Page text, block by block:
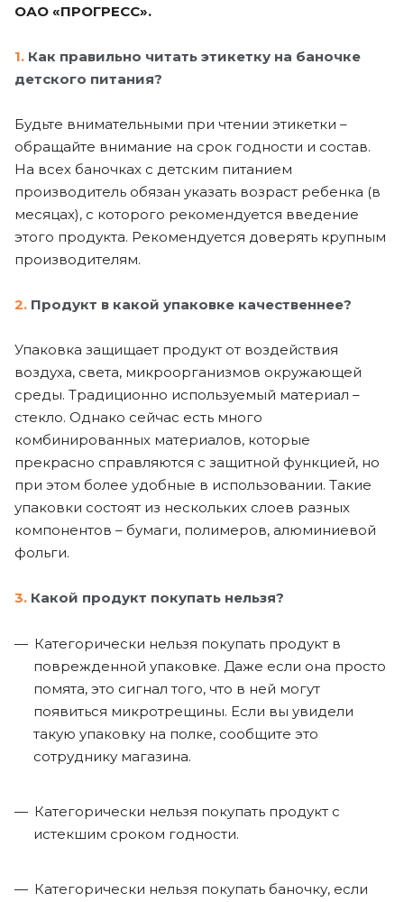
ОАО «ПРОГРЕСС».
1. Как правильно читать этикетку на баночке
детского питания?
Будьте внимательными при чтении этикетки –
обращайте внимание на срок годности и состав.
На всех баночках с детским питанием
производитель обязан указать возраст ребенка (в
месяцах), с которого рекомендуется введение
этого продукта. Рекомендуется доверять крупным
производителям.
2. Продукт в какой упаковке качественнее?
Упаковка защищает продукт от воздействия
воздуха, света, микроорганизмов окружающей
среды. Традиционно используемый материал –
стекло. Однако сейчас есть много
комбинированных материалов, которые
прекрасно справляются с защитной функцией, но
при этом более удобные в использовании. Такие
упаковки состоят из нескольких слоев разных
компонентов – бумаги, полимеров, алюминиевой
фольги.
3. Какой продукт покупать нельзя?
Категорически нельзя покупать продукт в
поврежденной упаковке. Даже если она просто
помята, это сигнал того, что в ней могут
появиться микротрещины. Если вы увидели
такую упаковку на полке, сообщите это
сотруднику магазина.
Категорически нельзя покупать продукт с
истекшим сроком годности.
Категорически нельзя покупать баночку, если